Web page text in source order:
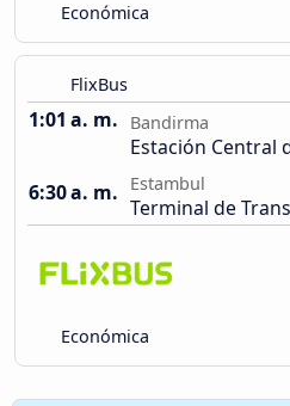
Económica
FlixBus
1:01 a. m. Bandirma
Estación Central
6:30 a. m.
Estambul
Terminal de
Económica